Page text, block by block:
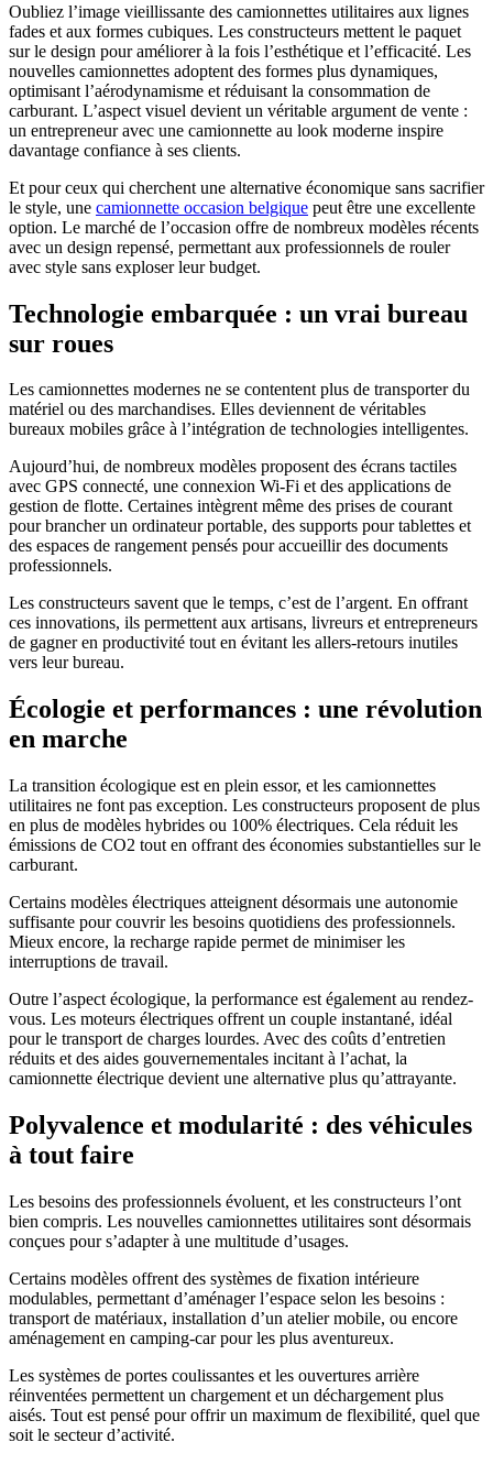
Oubliez l’image vieillissante des camionnettes utilitaires aux lignes
fades et aux formes cubiques. Les constructeurs mettent le paquet
sur le design pour améliorer à la fois l’esthétique et l’efficacité. Les
nouvelles camionnettes adoptent des formes plus dynamiques,
optimisant l’aérodynamisme et réduisant la consommation de
carburant. L’aspect visuel devient un véritable argument de vente :
un entrepreneur avec une camionnette au look moderne inspire
davantage confiance à ses clients.
Et pour ceux qui cherchent une alternative économique sans sacrifier
le style, une camionnette occasion belgique peut être une excellente
option. Le marché de l’occasion offre de nombreux modèles récents
avec un design repensé, permettant aux professionnels de rouler
avec style sans exploser leur budget.
Technologie embarquée : un vrai bureau
sur roues
Les camionnettes modernes ne se contentent plus de transporter du
matériel ou des marchandises. Elles deviennent de véritables
bureaux mobiles grâce à l’intégration de technologies intelligentes.
Aujourd’hui, de nombreux modèles proposent des écrans tactiles
avec GPS connecté, une connexion Wi-Fi et des applications de
gestion de flotte. Certaines intègrent même des prises de courant
pour brancher un ordinateur portable, des supports pour tablettes et
des espaces de rangement pensés pour accueillir des documents
professionnels.
Les constructeurs savent que le temps, c’est de l’argent. En offrant
ces innovations, ils permettent aux artisans, livreurs et entrepreneurs
de gagner en productivité tout en évitant les allers-retours inutiles
vers leur bureau.
Écologie et performances : une révolution
en marche
La transition écologique est en plein essor, et les camionnettes
utilitaires ne font pas exception. Les constructeurs proposent de plus
en plus de modèles hybrides ou 100% électriques. Cela réduit les
émissions de CO2 tout en offrant des économies substantielles sur le
carburant.
Certains modèles électriques atteignent désormais une autonomie
suffisante pour couvrir les besoins quotidiens des professionnels.
Mieux encore, la recharge rapide permet de minimiser les
interruptions de travail.
Outre l’aspect écologique, la performance est également au rendez-
vous. Les moteurs électriques offrent un couple instantané, idéal
pour le transport de charges lourdes. Avec des coûts d’entretien
réduits et des aides gouvernementales incitant à l’achat, la
camionnette électrique devient une alternative plus qu’attrayante.
Polyvalence et modularité : des véhicules
à tout faire
Les besoins des professionnels évoluent, et les constructeurs l’ont
bien compris. Les nouvelles camionnettes utilitaires sont désormais
conçues pour s’adapter à une multitude d’usages.
Certains modèles offrent des systèmes de fixation intérieure
modulables, permettant d’aménager l’espace selon les besoins :
transport de matériaux, installation d’un atelier mobile, ou encore
aménagement en camping-car pour les plus aventureux.
Les systèmes de portes coulissantes et les ouvertures arrière
réinventées permettent un chargement et un déchargement plus
aisés. Tout est pensé pour offrir un maximum de flexibilité, quel que
soit le secteur d’activité.